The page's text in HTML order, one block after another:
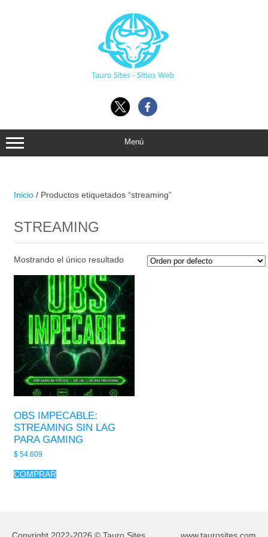
Menú
Inicio/ Productos etiquetados “streaming”
STREAMING
Mostrando el único resultado
OBS IMPECABLE:
STREAMING SIN LAG
PARA GAMING
$54.609
COMPRAR
Copyright 2022-2026 © Tauro Sites www.taurosites.com